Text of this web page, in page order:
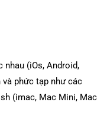
(iOs, Android,
phức tạp như các
(imac, Mac Mini, Mac